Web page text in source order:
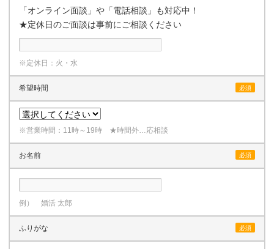
「オンライン面談」や「電話相談」も対応中！
★定休日のご面談は事前にご相談ください
※定休日：火・水
希望時間 必須
※営業時間：11時～19時 ★時間外…応相談
お名前 必須
例） 婚活 太郎
ふりがな 必須